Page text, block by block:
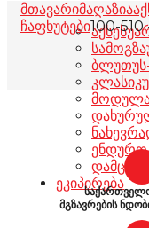
ბლუთუს-
ენდურო
ეკიპირება
მთავარიმაღაზია
ჩაფხუტები100-
მგზავრების